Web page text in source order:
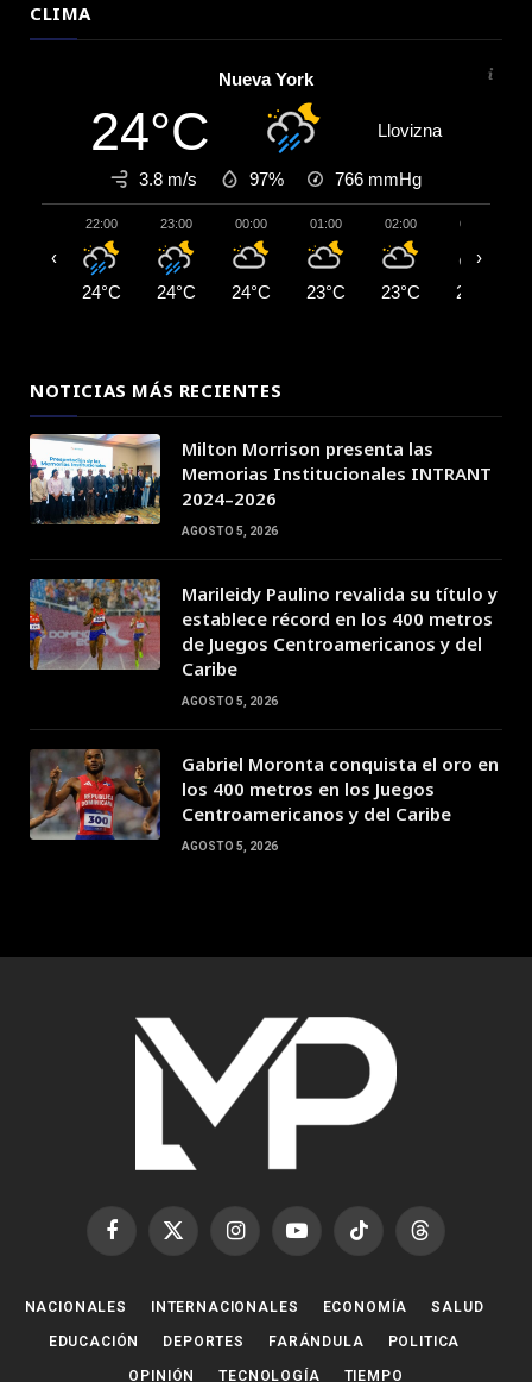
CLIMA
Nueva York
24°C Llovizna
3.8 m/s 97% 766 mmHg
22:00
24°C
23:00
24°C
00:00
24°C
01:00
23°C
02:00
23°C
03:00
23°C
‹ ›
NOTICIAS MÁS RECIENTES
Milton Morrison presenta las
Memorias Institucionales INTRANT
2024–2026
AGOSTO 5, 2026
Marileidy Paulino revalida su título y
establece récord en los 400 metros
de Juegos Centroamericanos y del
Caribe
AGOSTO 5, 2026
Gabriel Moronta conquista el oro en
los 400 metros en los Juegos
Centroamericanos y del Caribe
AGOSTO 5, 2026
Facebook
X
InstagramYouTubeTikTok Threads
NACIONALES INTERNACIONALES ECONOMÍA SALUD
EDUCACIÓN DEPORTES FARÁNDULA POLITICA
OPINIÓN TECNOLOGÍA TIEMPO